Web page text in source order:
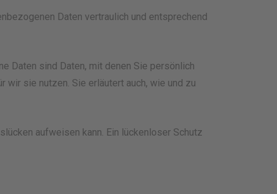
Daten vertraulich und entsprechend
Daten sind Daten, mit denen Sie persönlich
sie nutzen. Sie erläutert auch, wie und zu
aufweisen kann. Ein lückenloser Schutz